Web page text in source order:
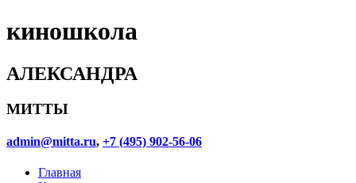
киношкола
АЛЕКСАНДРА
МИТТЫ
admin@mitta.ru, +7 (495) 902-56-06
Главная